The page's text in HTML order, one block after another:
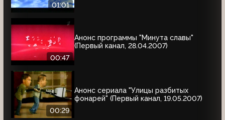
01:01
00:47
Анонс программы "Минута славы"
(Первый канал, 28.04.2007)
00:29
Анонс сериала "Улицы разбитых
фонарей" (Первый канал, 19.05.2007)